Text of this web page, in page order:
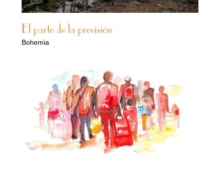
El parto de la previsión
Bohemia